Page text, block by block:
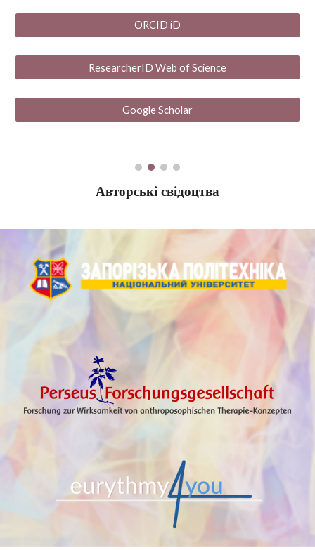
ORCID iD
ResearcherID Web of Science
Google Scholar
Авторські свідоцтва